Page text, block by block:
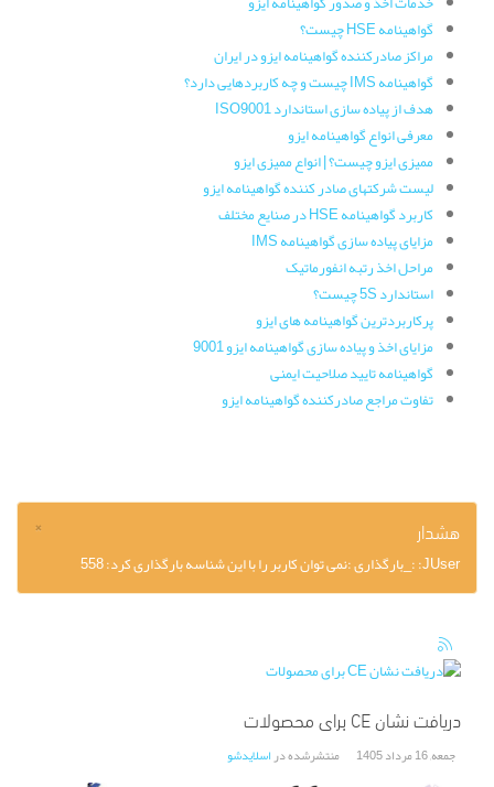
گواهینامه HSE چیست؟
مراکز صادرکننده گواهینامه ایزو در ایران
گواهینامه IMS چیست و چه کاربردهایی دارد؟
هدف از پیاده سازی استاندارد ISO9001
معرفی انواع گواهینامه ایزو
ممیزی ایزو چیست؟ | انواع ممیزی ایزو
لیست شرکتهای صادر کننده گواهینامه ایزو
کاربرد گواهینامه HSE در صنایع مختلف
مزایای پیاده سازی گواهینامه IMS
مراحل اخذ رتبه انفورماتیک
استاندارد 5S چیست؟
پرکاربردترین گواهینامه های ایزو
مزایای اخذ و پیاده سازی گواهینامه ایزو 9001
گواهینامه تایید صلاحیت ایمنی
تفاوت مراجع صادرکننده گواهینامه ایزو
× هشدار
JUser: :_بارگذاری :نمی توان کاربر را با این شناسه بارگذاری کرد: 558
دریافت نشان CE برای محصولات
جمعه, 16 مرداد 1405 منتشرشده دراسلایدشو